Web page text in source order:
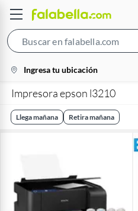
location-
icon
Ingresa tu ubicación
Impresora epson l3210
Llega mañana Retira mañana